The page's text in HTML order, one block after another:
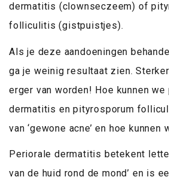
dermatitis (clownseczeem) of
folliculitis (gistpuistjes).
Als je deze aandoeningen
ga je weinig resultaat zien.
erger van worden! Hoe kunnen we
dermatitis en pityrosporum
van ‘gewone acne’ en hoe kunnen
Periorale dermatitis betekent
van de huid rond de mond’ en is